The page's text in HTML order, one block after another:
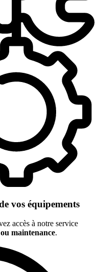
vos équipements
accès à notre service
maintenance.